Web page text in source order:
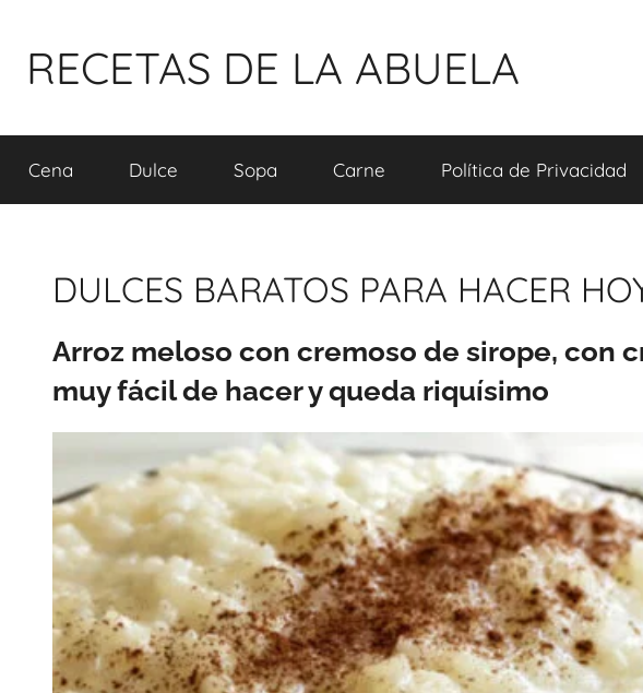
RECETAS DE LA ABUELA
Cena Dulce Sopa Carne Política de Privacidad
DULCES BARATOS PARA HACER
Arroz meloso con cremoso de sirope, con
muy fácil de hacer y queda riquísimo